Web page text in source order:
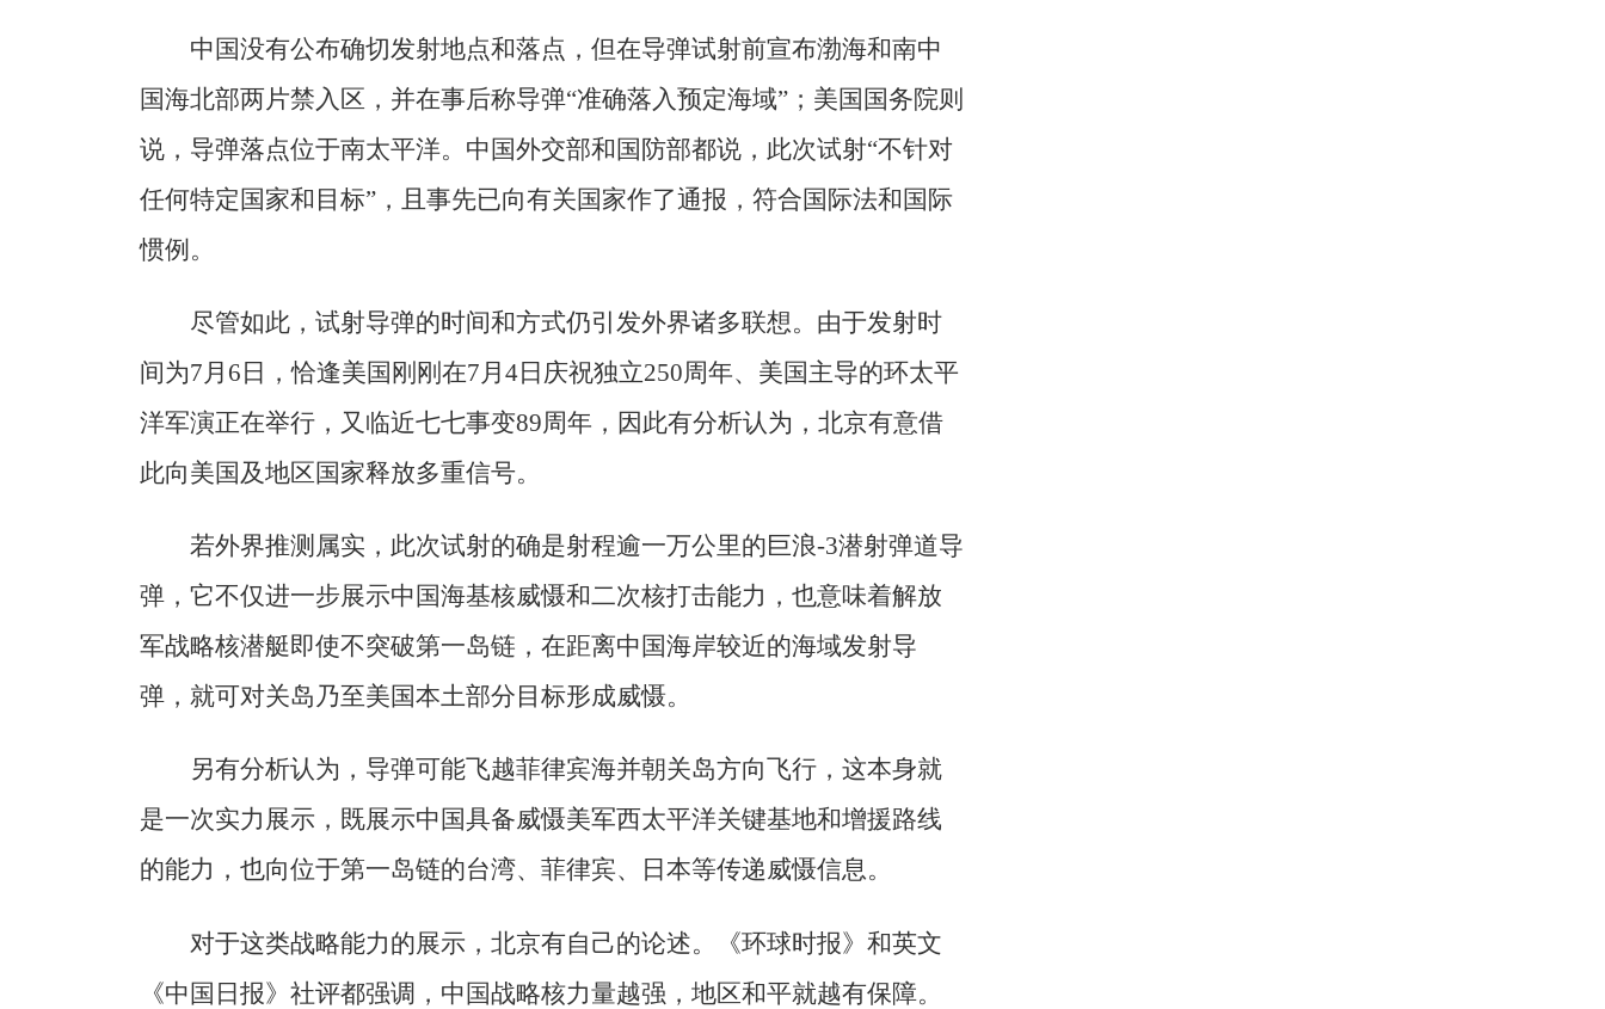
中国没有公布确切发射地点和落点，但在导弹试射前宣布渤海和南中
国海北部两片禁入区，并在事后称导弹“准确落入预定海域”；美国国务院则
说，导弹落点位于南太平洋。中国外交部和国防部都说，此次试射“不针对
任何特定国家和目标”，且事先已向有关国家作了通报，符合国际法和国际
惯例。
尽管如此，试射导弹的时间和方式仍引发外界诸多联想。由于发射时
间为7月6日，恰逢美国刚刚在7月4日庆祝独立250周年、美国主导的环太平
洋军演正在举行，又临近七七事变89周年，因此有分析认为，北京有意借
此向美国及地区国家释放多重信号。
若外界推测属实，此次试射的确是射程逾一万公里的巨浪-3潜射弹道导
弹，它不仅进一步展示中国海基核威慑和二次核打击能力，也意味着解放
军战略核潜艇即使不突破第一岛链，在距离中国海岸较近的海域发射导
弹，就可对关岛乃至美国本土部分目标形成威慑。
另有分析认为，导弹可能飞越菲律宾海并朝关岛方向飞行，这本身就
是一次实力展示，既展示中国具备威慑美军西太平洋关键基地和增援路线
的能力，也向位于第一岛链的台湾、菲律宾、日本等传递威慑信息。
对于这类战略能力的展示，北京有自己的论述。《环球时报》和英文
《中国日报》社评都强调，中国战略核力量越强，地区和平就越有保障。